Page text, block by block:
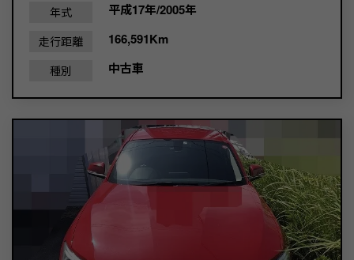
年式 平成17年/2005年
走行距離 166,591Km
種別 中古車